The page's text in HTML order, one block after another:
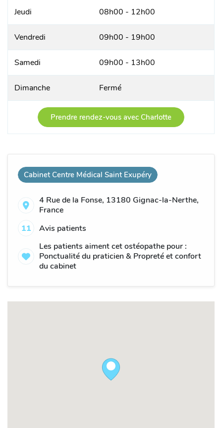
Cabinet Centre Médical Saint Exupéry
4 Rue de la Fonse, 13180 Gignac-la-Nerthe,
France
11
Avis patients
Les patients aiment cet ostéopathe pour :
Ponctualité du praticien & Propreté et confort
du cabinet
Jeudi 08h00 - 12h00
Vendredi 09h00 - 19h00
Samedi 09h00 - 13h00
Dimanche Fermé
Prendre rendez-vous avec Charlotte